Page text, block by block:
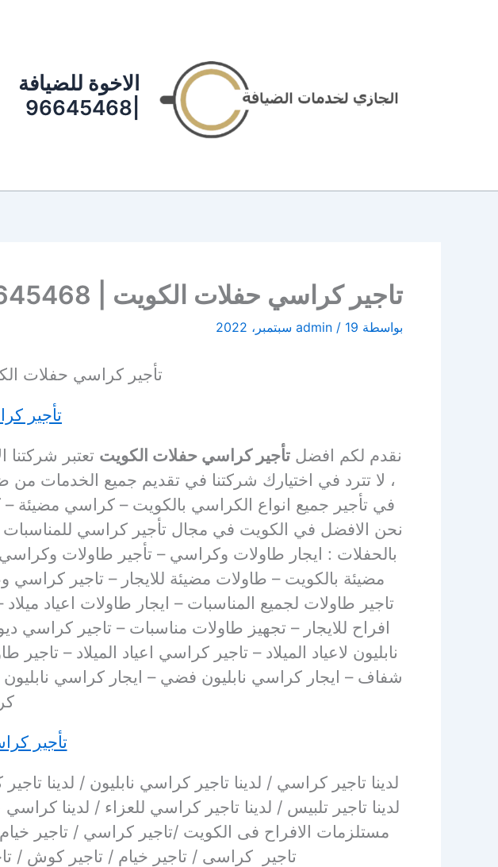
الاخوة للضيافة
تاجير كراسي حفلات الكويت | 96645468|الاخوة للضيافة
بواسطة admin / 19 سبتمبر، 2022
تأجير كراسي حفلات الكويت |
تأجير
نقدم لكم افضلتأجير كراسي حفلات الكويت تعتبر
، لا تترد في اختيارك شركتنا في تقديم جميع الخدمات
في تأجير جميع انواع الكراسي بالكويت – كراسي مضيئة
نحن الافضل في الكويت في مجال تأجير كراسي للمناسبات
بالحفلات : ايجار طاولات وكراسي – تأجير طاولات
مضيئة بالكويت – طاولات مضيئة للايجار – تاجير
تاجير طاولات لجميع المناسبات – ايجار طاولات اعياد
افراح للايجار – تجهيز طاولات مناسبات – تاجير كراسي
نابليون لاعياد الميلاد – تاجير كراسي اعياد الميلاد –
شفاف – ايجار كراسي نابليون فضي – ايجار كراسي
تأجير
لدينا تاجير كراسي / لدينا تاجير كراسي نابليون / لدينا
لدينا تاجير تلبيس / لدينا تاجير كراسي للعزاء / لدينا
مستلزمات الافراح فى الكويت /تاجير كراسي / تاجير
تاجير كراسى / تاجير خيام / تاجير كوش /